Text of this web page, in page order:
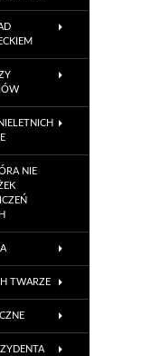
NIE
TWARZE